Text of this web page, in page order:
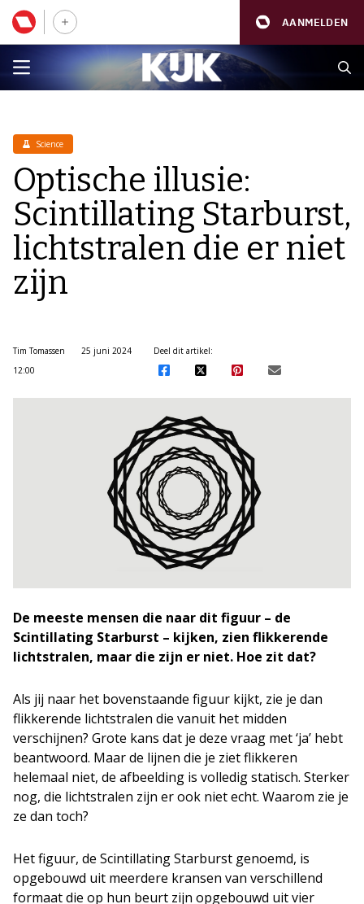
AANMELDEN
Science
Optische illusie:
Scintillating Starburst,
lichtstralen die er niet
zijn
Tim Tomassen
25 juni 2024
12:00
Deel dit artikel:
De meeste mensen die naar dit figuur – de
Scintillating Starburst – kijken, zien flikkerende
lichtstralen, maar die zijn er niet. Hoe zit dat?
Als jij naar het bovenstaande figuur kijkt, zie je dan
flikkerende lichtstralen die vanuit het midden
verschijnen? Grote kans dat je deze vraag met ‘ja’ hebt
beantwoord. Maar de lijnen die je ziet flikkeren
helemaal niet, de afbeelding is volledig statisch. Sterker
nog, die lichtstralen zijn er ook niet echt. Waarom zie je
ze dan toch?
Het figuur, de Scintillating Starburst genoemd, is
opgebouwd uit meerdere kransen van verschillend
formaat die op hun beurt zijn opgebouwd uit vier